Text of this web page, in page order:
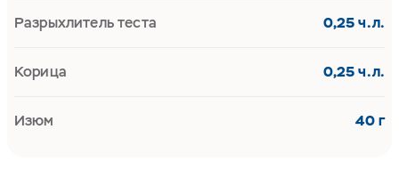
Разрыхлитель теста 0,25 ч.л.
Корица 0,25 ч.л.
Изюм 40 г